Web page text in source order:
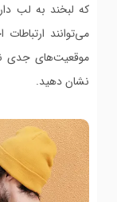
که لبخند به لب
می‌توانند
موقعیت‌های جدی
نشان دهید.